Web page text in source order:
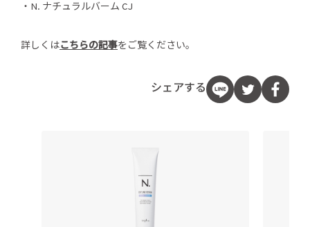
・N. ナチュラルバーム CJ
詳しくはこちらの記事をご覧ください。
シェアする